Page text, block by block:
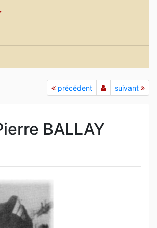
précédent suivant
BALLAY